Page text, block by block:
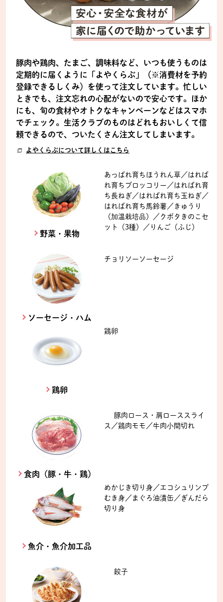
豚肉や鶏肉、たまご、調味料など、いつも使うものは
定期的に届くように「よやくらぶ」（※消費材を予約
登録できるしくみ）を使って注文しています。忙しい
ときでも、注文忘れの心配がないので安心です。ほか
にも、旬の食材やオトクなキャンペーンなどはスマホ
でチェック。生活クラブのものはどれもおいしくて信
頼できるので、ついたくさん注文してしまいます。
よやくらぶについて詳しくはこちら
野菜・果物
あっぱれ育ちほうれん草／はれば
れ育ちブロッコリー／はればれ育
ち長ねぎ／はればれ育ち玉ねぎ／
はればれ育ち馬鈴薯／きゅうり
（加温栽培品）／クボタきのこセ
ット（3種）／りんご（ふじ）
ソーセージ・ハム
チョリソーソーセージ
鶏卵
鶏卵
食肉（豚・牛・鶏）
豚肉ロース・肩ローススライ
ス／鶏肉モモ／牛肉小間切れ
魚介・魚介加工品
めかじき切り身／エコシュリンプ
むき身／まぐろ油漬缶／ぎんだら
切り身
餃子